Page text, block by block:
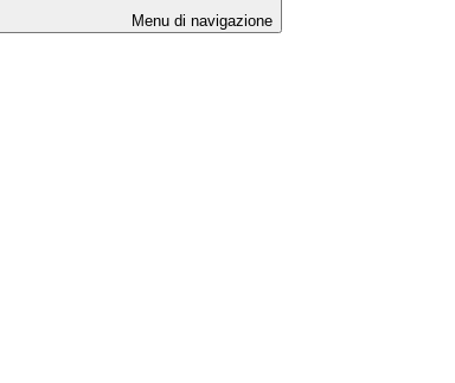
Menu di navigazione